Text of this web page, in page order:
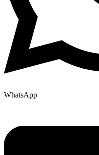
WhatsApp